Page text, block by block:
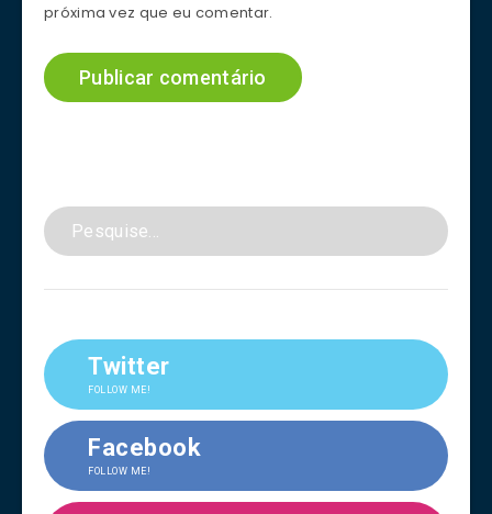
próxima vez que eu comentar.
Twitter
FOLLOW ME!
Facebook
FOLLOW ME!